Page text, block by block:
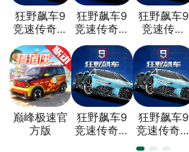
狂野飙车9
竞速传奇九
狂野飙车9
竞速传奇华
狂野飙车9
竞速传奇
巅峰极速官
方版
狂野飙车9
竞速传奇官
狂野飙车9
竞速传奇小